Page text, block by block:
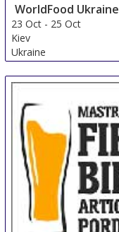
WorldFood Ukraine
23 Oct - 25 Oct
Kiev
Ukraine